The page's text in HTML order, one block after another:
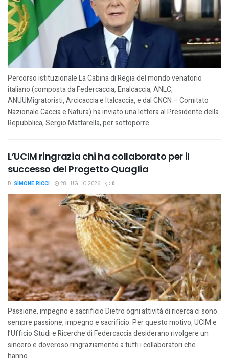
Percorso istituzionale La Cabina di Regia del mondo venatorio
italiano (composta da Federcaccia, Enalcaccia, ANLC,
ANUUMigratoristi, Arcicaccia e Italcaccia, e dal CNCN – Comitato
Nazionale Caccia e Natura) ha inviato una lettera al Presidente della
Repubblica, Sergio Mattarella, per sottoporre...
L’UCIM ringrazia chi ha collaborato per il
successo del Progetto Quaglia
DI SIMONE RICCI 28 LUGLIO 2026 0
Passione, impegno e sacrificio Dietro ogni attività di ricerca ci sono
sempre passione, impegno e sacrificio. Per questo motivo, UCIM e
l’Ufficio Studi e Ricerche di Federcaccia desiderano rivolgere un
sincero e doveroso ringraziamento a tutti i collaboratori che
hanno...